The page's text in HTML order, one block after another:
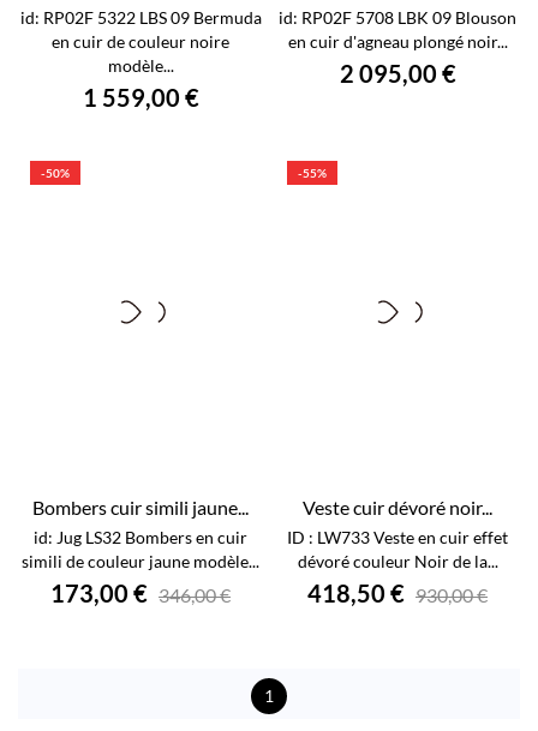
id: RP02F 5322 LBS 09 Bermuda
en cuir de couleur noire
modèle...
1 559,00 €
id: RP02F 5708 LBK 09 Blouson
en cuir d'agneau plongé noir...
2 095,00 €
-50%
Bombers cuir simili jaune...
id: Jug LS32 Bombers en cuir
simili de couleur jaune modèle...
173,00 € 346,00 €
-55%
Veste cuir dévoré noir...
ID : LW733 Veste en cuir effet
dévoré couleur Noir de la...
418,50 € 930,00 €
1